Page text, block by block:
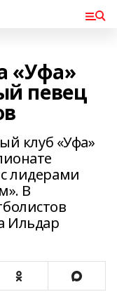
«Уфа»
певец
клуб «Уфа»
лидерами
В
Ильдар